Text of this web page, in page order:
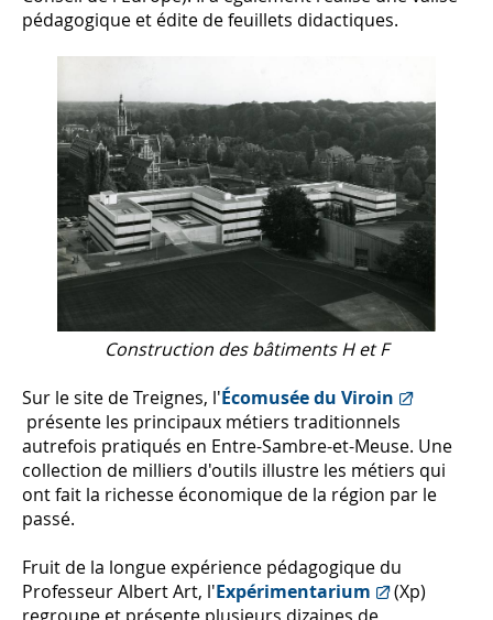
pédagogique et édite de feuillets didactiques.
Construction des bâtiments H et F
Sur le site de Treignes, l'Écomusée du Viroin
présente les principaux métiers traditionnels
autrefois pratiqués en Entre-Sambre-et-Meuse. Une
collection de milliers d'outils illustre les métiers qui
ont fait la richesse économique de la région par le
passé.
Fruit de la longue expérience pédagogique du
Professeur Albert Art, l'Expérimentarium
(Xp)